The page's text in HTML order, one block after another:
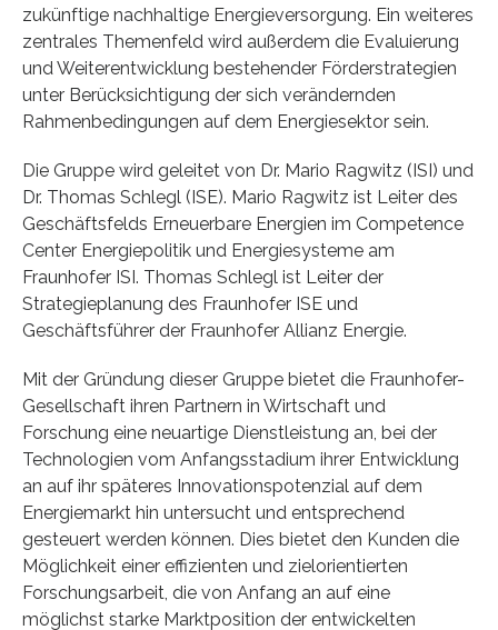
zukünftige nachhaltige Energieversorgung. Ein weiteres
zentrales Themenfeld wird außerdem die Evaluierung
und Weiterentwicklung bestehender Förderstrategien
unter Berücksichtigung der sich verändernden
Rahmenbedingungen auf dem Energiesektor sein.
Die Gruppe wird geleitet von Dr. Mario Ragwitz (ISI) und
Dr. Thomas Schlegl (ISE). Mario Ragwitz ist Leiter des
Geschäftsfelds Erneuerbare Energien im Competence
Center Energiepolitik und Energiesysteme am
Fraunhofer ISI. Thomas Schlegl ist Leiter der
Strategieplanung des Fraunhofer ISE und
Geschäftsführer der Fraunhofer Allianz Energie.
Mit der Gründung dieser Gruppe bietet die Fraunhofer-
Gesellschaft ihren Partnern in Wirtschaft und
Forschung eine neuartige Dienstleistung an, bei der
Technologien vom Anfangsstadium ihrer Entwicklung
an auf ihr späteres Innovationspotenzial auf dem
Energiemarkt hin untersucht und entsprechend
gesteuert werden können. Dies bietet den Kunden die
Möglichkeit einer effizienten und zielorientierten
Forschungsarbeit, die von Anfang an auf eine
möglichst starke Marktposition der entwickelten